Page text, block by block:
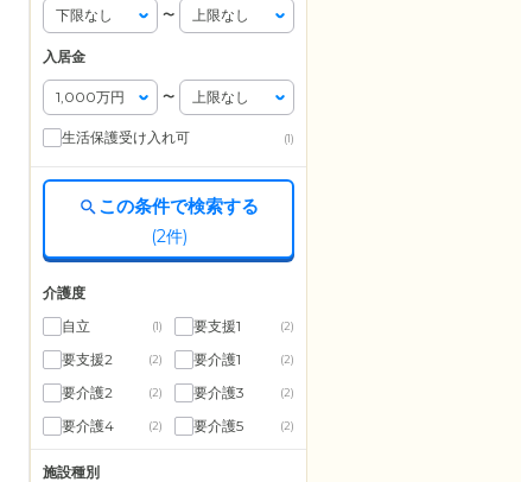
〜
入居金
〜
生活保護受け入れ可 (1)
この条件で検索する
(2件)
介護度
自立
(1) 要支援1 (2)
要支援2 (2) 要介護1 (2)
要介護2 (2) 要介護3 (2)
要介護4 (2) 要介護5 (2)
施設種別